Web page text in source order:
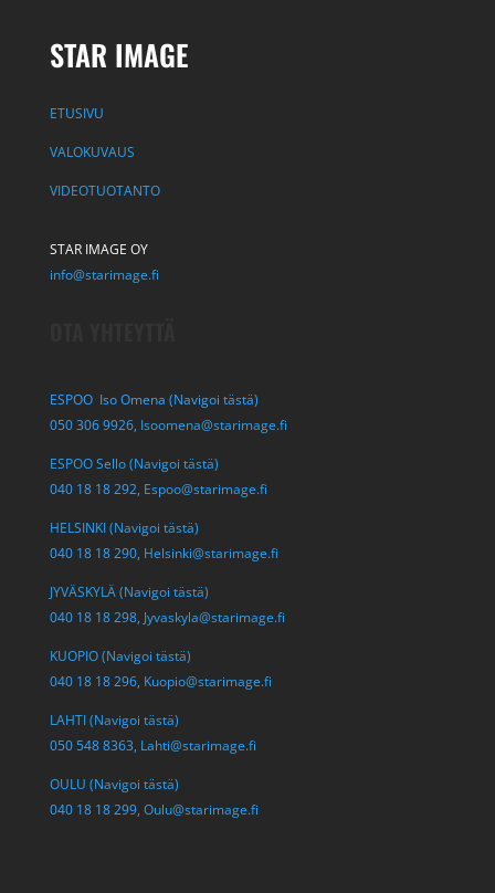
STAR IMAGE
ETUSIVU
VALOKUVAUS
VIDEOTUOTANTO
STAR IMAGE OY
info@starimage.fi
ESPOO Iso Omena (Navigoi tästä)
050 306 9926, Isoomena@starimage.fi
ESPOO Sello (Navigoi tästä)
040 18 18 292, Espoo@starimage.fi
HELSINKI (Navigoi tästä)
040 18 18 290, Helsinki@starimage.fi
JYVÄSKYLÄ (Navigoi tästä)
040 18 18 298, Jyvaskyla@starimage.fi
KUOPIO (Navigoi tästä)
040 18 18 296, Kuopio@starimage.fi
LAHTI (Navigoi tästä)
050 548 8363, Lahti@starimage.fi
OULU (Navigoi tästä)
040 18 18 299, Oulu@starimage.fi